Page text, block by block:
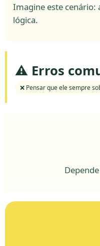
Imagine este cenário:
lógica.
⚠️ Erros
❌ Pensar que ele sempre